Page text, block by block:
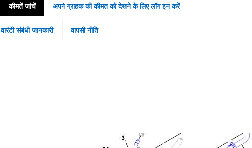
कीमतें जांचें अपने ग्राहक की कीमत को देखने के लिए लॉग इन करें
वारंटी संबंधी जानकारी वापसी नीति